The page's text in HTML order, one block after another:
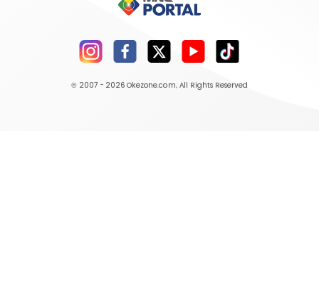
© 2007 - 2026 Okezone.com, All Rights Reserved